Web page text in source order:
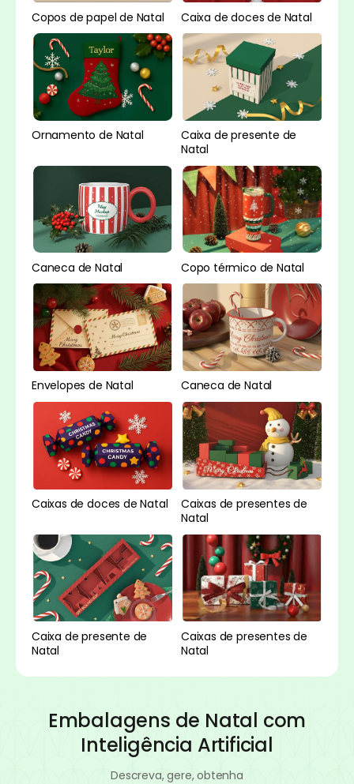
Copos de papel de Natal Caixa de doces de Natal
Ornamento de Natal
Caixa de presente de
Natal
Caneca de Natal Copo térmico de Natal
Envelopes de Natal Caneca de Natal
Caixas de doces de Natal
Caixas de presentes de
Natal
Caixa de presente de
Natal
Caixas de presentes de
Natal
Embalagens de Natal com
Inteligência Artificial
Descreva, gere, obtenha